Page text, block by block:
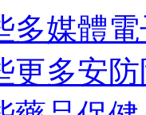
多媒體
更多安